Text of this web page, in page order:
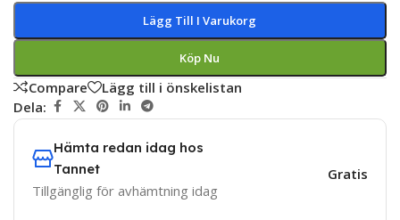
Lägg Till I Varukorg
Köp Nu
Compare
Lägg till i önskelistan
Dela:
Hämta redan idag hos
Tannet
Tillgänglig för avhämtning idag
Gratis